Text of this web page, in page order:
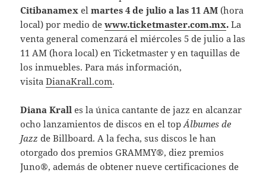
Citibanamexelmartes 4 de julio a las 11 AM(hora
local) por medio dewww.ticketmaster.com.mx.La
venta general comenzará el miércoles 5 de julio a las
11 AM (hora local) en Ticketmaster y en taquillas de
los inmuebles. Para más información,
visitaDianaKrall.com.
Diana Kralles la única cantante de jazz en alcanzar
ocho lanzamientos de discos en el topÁlbumes de
Jazzde Billboard. A la fecha, sus discos le han
otorgado dos premios GRAMMY®, diez premios
Juno®, además de obtener nueve certificaciones de